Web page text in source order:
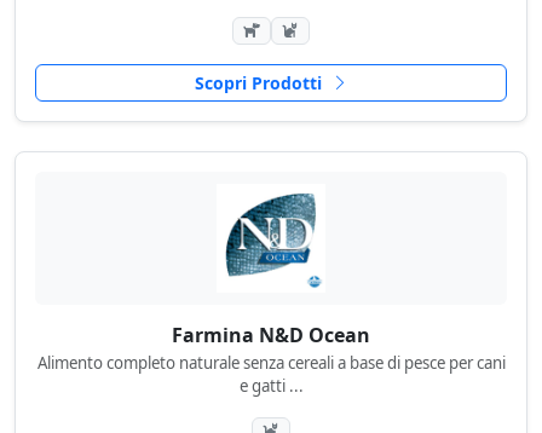
Scopri Prodotti
Farmina N&D Ocean
Alimento completo naturale senza cereali a base di pesce per cani
e gatti ...